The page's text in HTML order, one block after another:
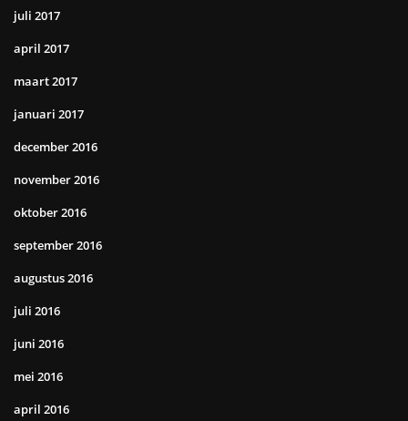
juli 2017
april 2017
maart 2017
januari 2017
december 2016
november 2016
oktober 2016
september 2016
augustus 2016
juli 2016
juni 2016
mei 2016
april 2016